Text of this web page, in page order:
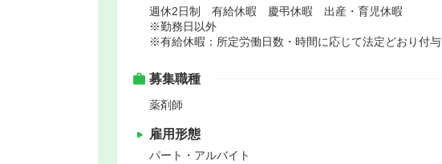
週休2日制 有給休暇 慶弔休暇 出産・育児休暇
※勤務日以外
※有給休暇：所定労働日数・時間に応じて法定どおり付与
募集職種
薬剤師
雇用形態
パート・アルバイト